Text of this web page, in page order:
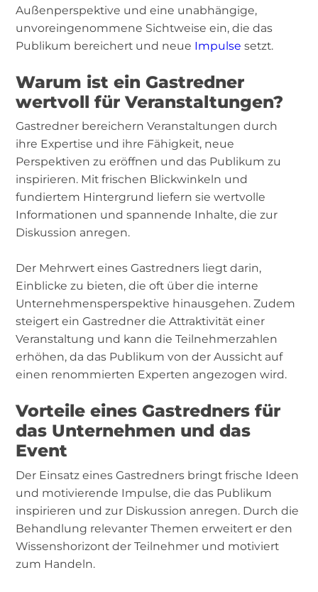
Außenperspektive und eine unabhängige,
unvoreingenommene Sichtweise ein, die das
Publikum bereichert und neue Impulse setzt.
Warum ist ein Gastredner
wertvoll für Veranstaltungen?
Gastredner bereichern Veranstaltungen durch
ihre Expertise und ihre Fähigkeit, neue
Perspektiven zu eröffnen und das Publikum zu
inspirieren. Mit frischen Blickwinkeln und
fundiertem Hintergrund liefern sie wertvolle
Informationen und spannende Inhalte, die zur
Diskussion anregen.
Der Mehrwert eines Gastredners liegt darin,
Einblicke zu bieten, die oft über die interne
Unternehmensperspektive hinausgehen. Zudem
steigert ein Gastredner die Attraktivität einer
Veranstaltung und kann die Teilnehmerzahlen
erhöhen, da das Publikum von der Aussicht auf
einen renommierten Experten angezogen wird.
Vorteile eines Gastredners für
das Unternehmen und das
Event
Der Einsatz eines Gastredners bringt frische Ideen
und motivierende Impulse, die das Publikum
inspirieren und zur Diskussion anregen. Durch die
Behandlung relevanter Themen erweitert er den
Wissenshorizont der Teilnehmer und motiviert
zum Handeln.